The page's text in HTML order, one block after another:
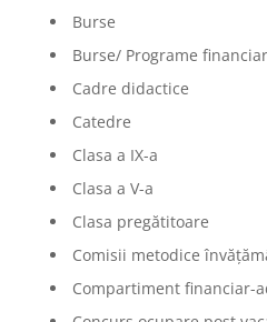
Burse
Burse/ Programe
Cadre didactice
Catedre
Clasa a IX-a
Clasa a V-a
Clasa pregătitoare
Comisii metodice
Compartiment financiar-